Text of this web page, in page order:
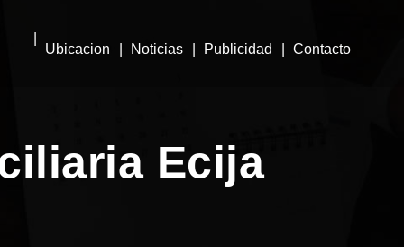
Ubicacion Noticias Publicidad Contacto
Ecija